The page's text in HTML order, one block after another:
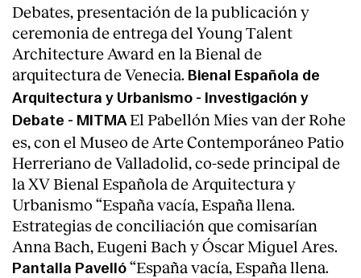
Debates, presentación de la publicación y
ceremonia de entrega del Young Talent
Architecture Award en la Bienal de
arquitectura de Venecia. Bienal Española de
Arquitectura y Urbanismo - Investigación y
Debate - MITMA El Pabellón Mies van der Rohe
es, con el Museo de Arte Contemporáneo Patio
Herreriano de Valladolid, co-sede principal de
la XV Bienal Española de Arquitectura y
Urbanismo “España vacía, España llena.
Estrategias de conciliación que comisarían
Anna Bach, Eugeni Bach y Óscar Miguel Ares.
Pantalla Pavelló “España vacía, España llena.